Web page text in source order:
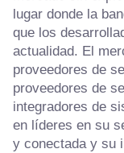
lugar donde la
que los
actualidad. El
proveedores de
proveedores de
integradores de
en líderes en su
y conectada y su